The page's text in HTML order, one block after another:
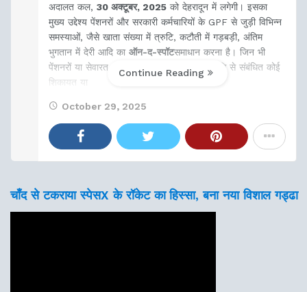
अदालत कल, 30 अक्टूबर, 2025 को देहरादून में लगेगी। इसका
मुख्य उद्देश्य पेंशनरों और सरकारी कर्मचारियों के GPF से जुड़ी विभिन्न
समस्याओं, जैसे खाता संख्या में त्रुटि, कटौती में गड़बड़ी, अंतिम
भुगतान में देरी आदि का ऑन-द-स्पॉटसमाधान करना है। जिन भी
पेंशनरों या सेवारत कर्मचारियों को सामान्य भविष्य निधि से संबंधित कोई
शिकायत या
Continue Reading
October 29, 2025
चाँद से टकराया स्पेसX के रॉकेट का हिस्सा, बना नया विशाल गड्ढा